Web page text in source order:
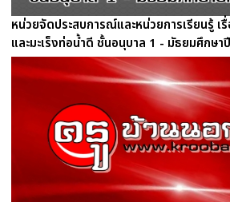
หน่วยจัดประสบการณ์และหน่วยการเรียนรู้ เ
และมะเร็งท่อน้ำดี ชั้นอนุบาล 1 - มัธยมศึกษา